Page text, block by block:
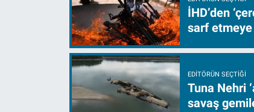
İHD’den
sarf
EDITÖRÜN SEÇTIĞI
Tuna Nehri
savaş